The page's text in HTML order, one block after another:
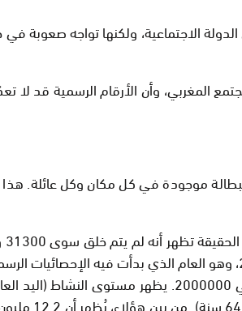
إنها تهدف إلى إرساء أسس الدولة الاجتماعية، ولكنها
المغربي، وأن الأرقام الرسمية قد
موجودة في كل مكان وكل عائلة. هذا
وهي النسبة التي تعكس